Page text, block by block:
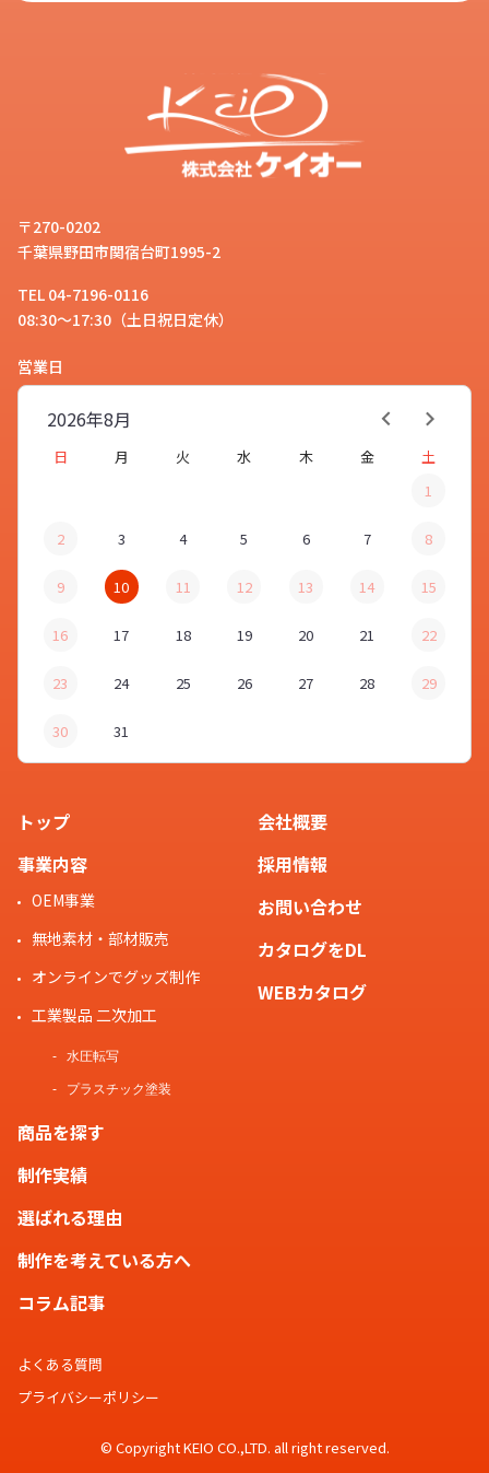
〒270-0202
千葉県野田市関宿台町1995-2
TEL 04-7196-0116
08:30～17:30（土日祝日定休）
営業日
8月
2026年
日 月 火 水 木 金
土
1
2 3 4 5 6 7 8
9 10 11 12 13 14 15
16 17 18 19 20 21 22
23 24 25 26 27 28 29
30 31
トップ
事業内容
OEM事業
無地素材・部材販売
オンラインでグッズ制作
工業製品 二次加工
水圧転写
プラスチック塗装
商品を探す
制作実績
選ばれる理由
制作を考えている方へ
コラム記事
会社概要
採用情報
お問い合わせ
カタログをDL
WEBカタログ
よくある質問
プライバシーポリシー
© Copyright KEIO CO.,LTD. all right reserved.